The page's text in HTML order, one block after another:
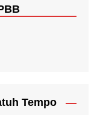
Tempo